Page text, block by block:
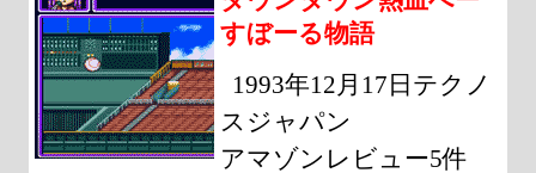
すぼーる物語
1993年12月17日テクノ
スジャパン
アマゾンレビュー5件